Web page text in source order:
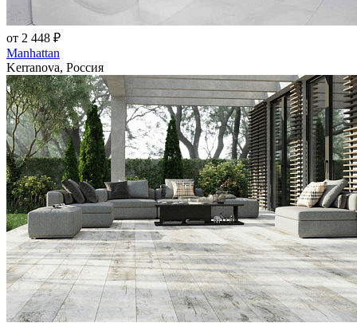
от 2 448 ₽
Manhattan
Kerranova, Россия